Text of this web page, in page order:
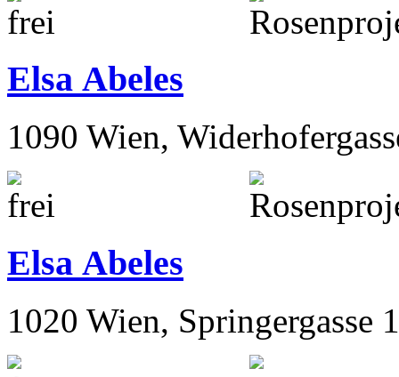
Elsa Abeles
1090 Wien,
Elsa Abeles
1020 Wien, Springergasse